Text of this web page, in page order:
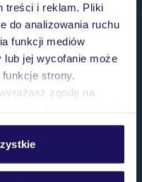
treści i reklam. Pliki
do analizowania ruchu
funkcji mediów
lub jej wycofanie może
funkcje strony.
zgodę na
w zakładkę
cookie znajdziesz